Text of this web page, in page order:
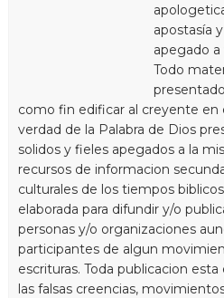
apostasía
apegado a
Todo
como fin edificar al creyente en
verdad de la Palabra de Dios
solidos y fieles apegados a la
recursos de informacion
culturales de los tiempos
elaborada para difundir y/o
personas y/o organizaciones
participantes de algun
escrituras. Toda publicacion
las falsas creencias,